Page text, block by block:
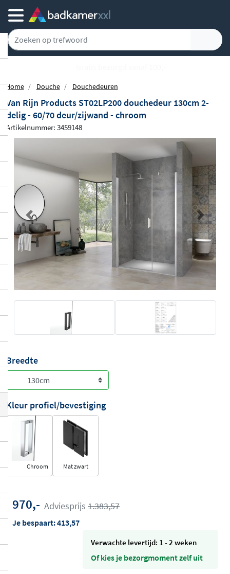
Home Douche Douchedeuren
Van Rijn Products ST02LP200 douchedeur 130cm 2-
delig - 60/70 deur/zijwand - chroom
Artikelnummer: 3459148
Previous Next
Breedte
Kleur profiel/bevestiging
Chroom Mat zwart
970,- Adviesprijs 1.383,57
Je bespaart:413,57
Verwachte levertijd: 1 - 2 weken
Of kies je bezorgmoment zelf uit